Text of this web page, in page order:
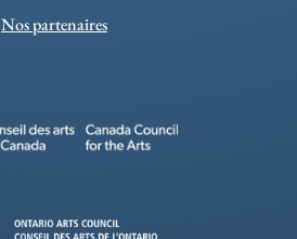
Nos partenaires